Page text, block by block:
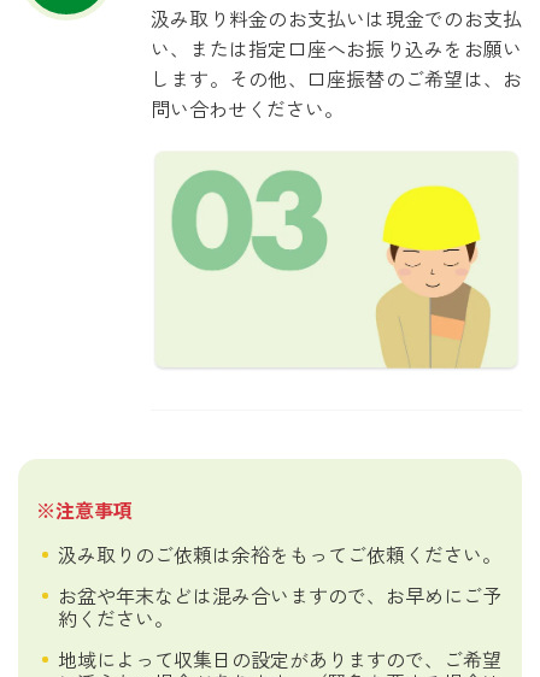
汲み取り料金のお支払いは現金でのお支払
い、または指定口座へお振り込みをお願い
します。その他、口座振替のご希望は、お
問い合わせください。
※注意事項
汲み取りのご依頼は余裕をもってご依頼ください。
お盆や年末などは混み合いますので、お早めにご予
約ください。
地域によって収集日の設定がありますので、ご希望